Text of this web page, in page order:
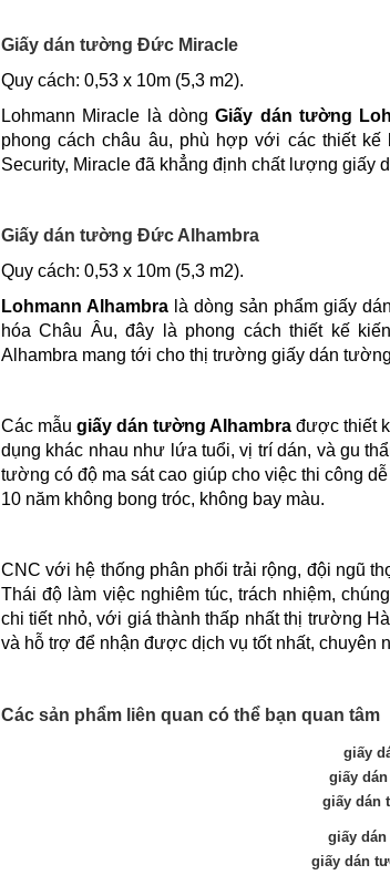
Giấy dán tường Đức Miracle
Quy cách: 0,53 x 10m (5,3 m2).
Lohmann Miracle là dòngGiấy dán tường
phong cách châu âu, phù hợp với các thiết
Security, Miracle đã khẳng định chất lượng giấy
Giấy dán tường Đức Alhambra
Quy cách: 0,53 x 10m (5,3 m2).
Lohmann Alhambra là dòng sản phẩm giấy
hóa Châu Âu, đây là phong cách thiết kế
Alhambra mang tới cho thị trường giấy dán
Các mẫugiấy dán tường Alhambra được thiết
dụng khác nhau như lứa tuổi, vị trí dán, và gu
tường có độ ma sát cao giúp cho việc thi công
10 năm không bong tróc, không bay màu.
CNC với hệ thống phân phối trải rộng, đội ngũ
Thái độ làm việc nghiêm túc, trách nhiệm,
chi tiết nhỏ, với giá thành thấp nhất thị trường
và hỗ trợ để nhận được dịch vụ tốt nhất, chuyên
Các sản phẩm liên quan có thể bạn quan tâm
giấy
giấy
giấy dán
giấy
giấy dán